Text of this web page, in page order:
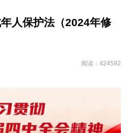
人保护法（2024年修
阅读：424592